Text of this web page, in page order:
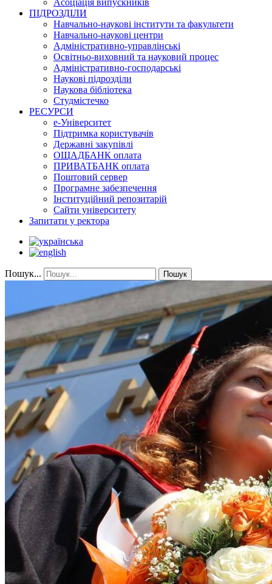
ПІДРОЗДІЛИ
Навчально-наукові інститути та факультети
Навчально-наукові центри
Адміністративно-управлінські
Освітньо-виховний та науковий процес
Адміністративно-господарські
Наукові підрозділи
Наукова бібліотека
Студмістечко
РЕСУРСИ
е-Університет
Підтримка користувачів
Державні закупівлі
ОЩАДБАНК оплата
ПРИВАТБАНК оплата
Поштовий сервер
Програмне забезпечення
Інституційний репозитарій
Сайти університету
Запитати у ректора
Пошук... Пошук